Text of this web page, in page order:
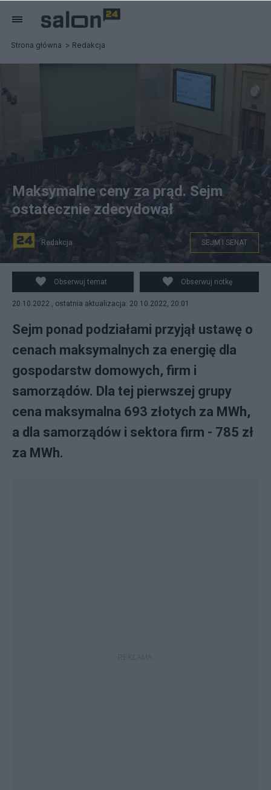
Strona główna Redakcja
Obrady Sejmu 20 października 2022 r. Fot. PAP
Maksymalne ceny za prąd. Sejm
ostatecznie zdecydował
Redakcja SEJM I SENAT
Obserwuj temat Obserwuj notkę
20.10.2022 , ostatnia aktualizacja: 20.10.2022, 20:01
Sejm ponad podziałami przyjął ustawę o
cenach maksymalnych za energię dla
gospodarstw domowych, firm i
samorządów. Dla tej pierwszej grupy
cena maksymalna 693 złotych za MWh,
a dla samorządów i sektora firm - 785 zł
za MWh.